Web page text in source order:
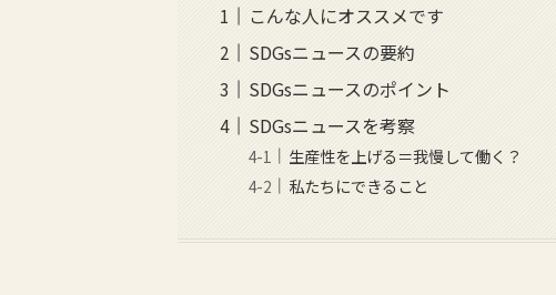
こんな人にオススメです
SDGsニュースの要約
SDGsニュースのポイント
SDGsニュースを考察
生産性を上げる＝我慢して働く？
私たちにできること